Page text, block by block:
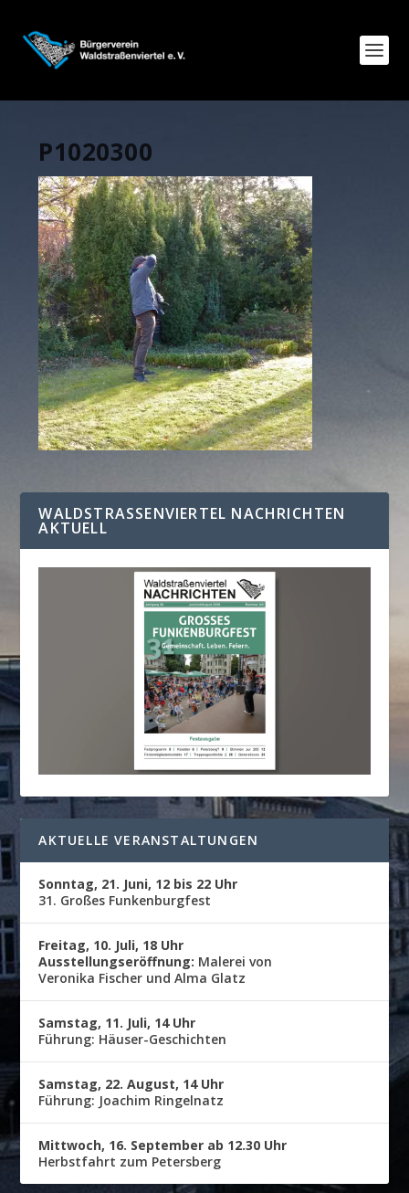
P1020300
WALDSTRASSENVIERTEL NACHRICHTEN A
KTUELL
AKTUELLE VERANSTALTUNGEN
Sonntag, 21. Juni, 12 bis 22 Uhr
31. Großes Funkenburgfest
Freitag, 10. Juli, 18 Uhr
Ausstellungseröffnung: Malerei von
Veronika Fischer und Alma Glatz
Samstag, 11. Juli, 14 Uhr
Führung: Häuser-Geschichten
Samstag, 22. August, 14 Uhr
Führung: Joachim Ringelnatz
Mittwoch, 16. September ab 12.30 Uhr
Herbstfahrt zum Petersberg